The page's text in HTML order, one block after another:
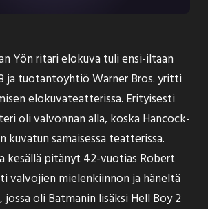
Yön ritari elokuva tuli ensi-iltaan
ja tuotantoyhtiö Warner Bros. yritti
elokuvateatterissa. Erityisesti
oli valvonnan alla, koska Hancock-
kuvatun samaisessa teatterissa.
kesällä pitänyt 42-vuotias Robert
valvojien mielenkiinnon ja häneltä
oli Batmanin lisäksi Hell Boy 2